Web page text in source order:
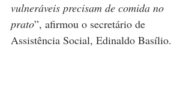
vulneráveis precisam de comida no
prato”, afirmou o secretário de
Assistência Social, Edinaldo Basílio.